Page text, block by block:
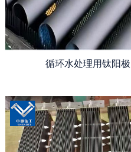
循环水处理用钛阳极